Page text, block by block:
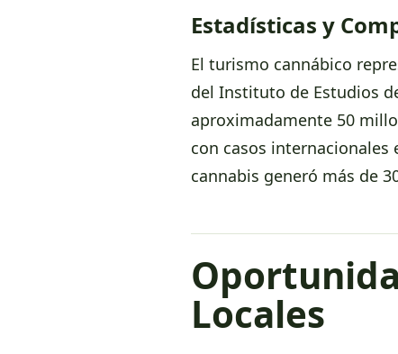
Estadísticas y
El turismo cannábico
del Instituto de Estudios
aproximadamente 50
con casos internacionales
cannabis generó más de
Locales